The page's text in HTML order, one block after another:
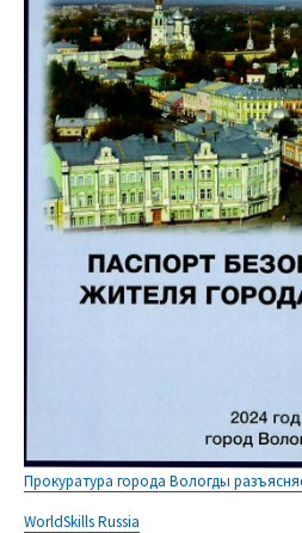
Прокуратура города Вологды
WorldSkills Russia